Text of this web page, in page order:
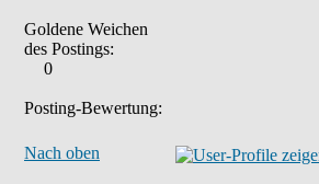
Goldene Weichen
des Postings:
0
Posting-Bewertung:
Nach oben